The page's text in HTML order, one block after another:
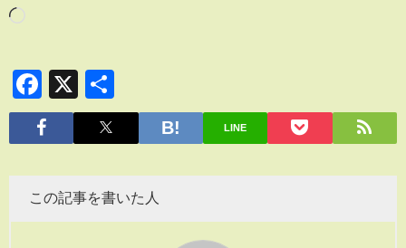
Facebook
X
有
LINE
この記事を書いた人